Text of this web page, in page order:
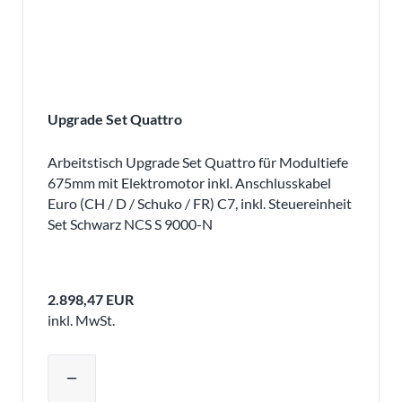
Upgrade Set Quattro
Arbeitstisch Upgrade Set Quattro für Modultiefe
675mm mit Elektromotor inkl. Anschlusskabel
Euro (CH / D / Schuko / FR) C7, inkl. Steuereinheit
Set Schwarz NCS S 9000-N
2.898,47 EUR
inkl. MwSt.
remove